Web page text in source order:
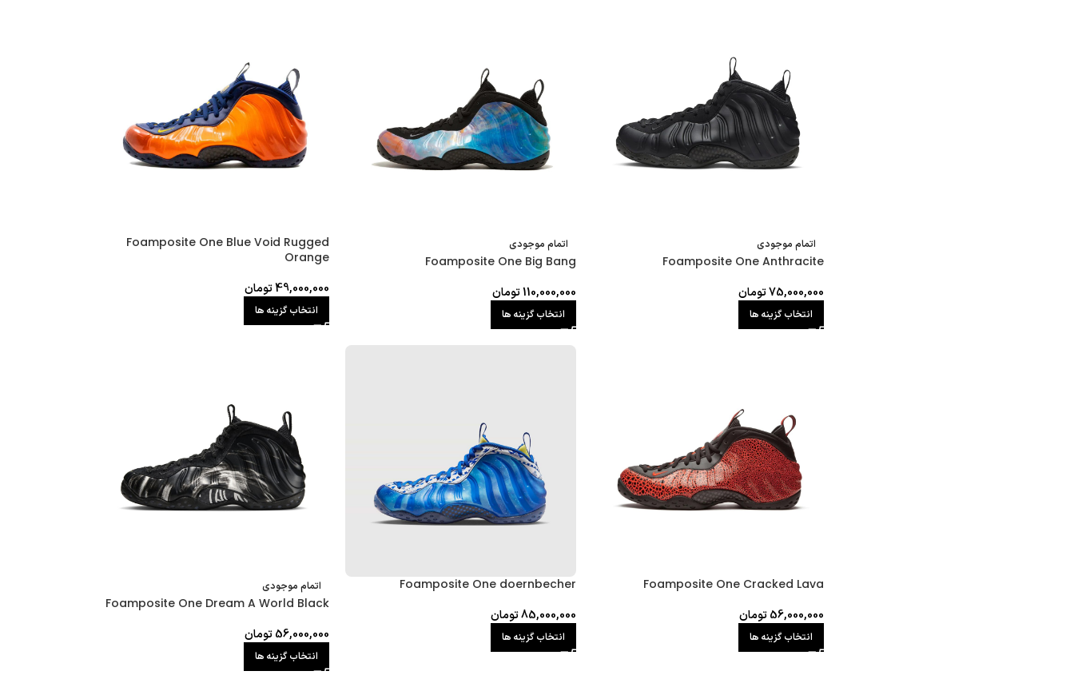
اتمام موجودی
Foamposite One Anthracite
75,000,000تومان
انتخاب گزینه ها
اتمام موجودی
Foamposite One Big Bang
110,000,000تومان
انتخاب گزینه ها
Foamposite One Blue Void Rugged
Orange
49,000,000تومان
انتخاب گزینه ها
Foamposite One Cracked Lava
56,000,000تومان
انتخاب گزینه ها
Foamposite One doernbecher
85,000,000تومان
انتخاب گزینه ها
اتمام موجودی
Foamposite One Dream A World Black
56,000,000 تومان
انتخاب گزینه ها